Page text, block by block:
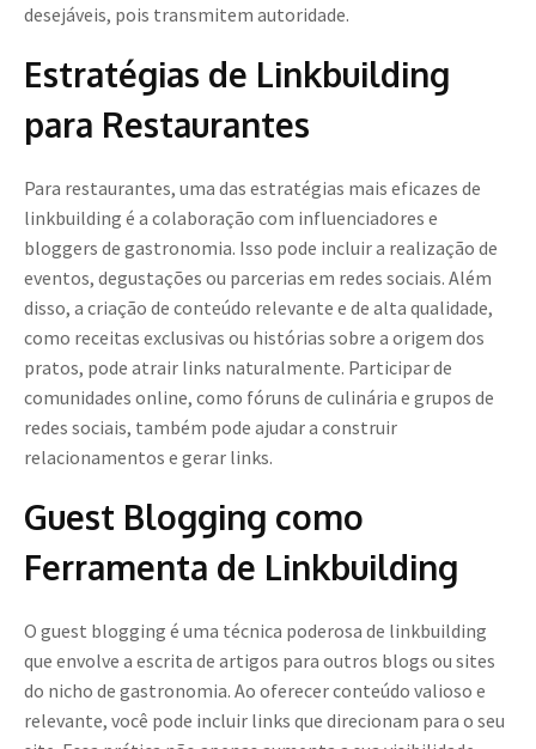
desejáveis, pois transmitem autoridade.
Estratégias de Linkbuilding
para Restaurantes
Para restaurantes, uma das estratégias mais eficazes de
linkbuilding é a colaboração com influenciadores e
bloggers de gastronomia. Isso pode incluir a realização de
eventos, degustações ou parcerias em redes sociais. Além
disso, a criação de conteúdo relevante e de alta qualidade,
como receitas exclusivas ou histórias sobre a origem dos
pratos, pode atrair links naturalmente. Participar de
comunidades online, como fóruns de culinária e grupos de
redes sociais, também pode ajudar a construir
relacionamentos e gerar links.
Guest Blogging como
Ferramenta de Linkbuilding
O guest blogging é uma técnica poderosa de linkbuilding
que envolve a escrita de artigos para outros blogs ou sites
do nicho de gastronomia. Ao oferecer conteúdo valioso e
relevante, você pode incluir links que direcionam para o seu